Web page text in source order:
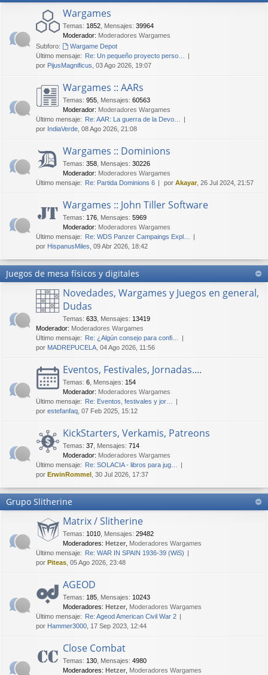
Wargames
Temas: 1852 Mensajes: 39964
Moderador: Moderadores Wargames
Subforo:
Wargame Depot
Último mensaje: Re: Un pequeño proyecto perso…
por PijusMagnificus , 03 Ago 2026, 19:07
Wargames :: AARs
Temas: 955 Mensajes: 60563
Moderador: Moderadores Wargames
Último mensaje: Re: AAR: La guerra de la Devo…
por IndiaVerde , 08 Ago 2026, 21:08
Wargames :: Dominions
Temas: 358 Mensajes: 30226
Moderador: Moderadores Wargames
Último mensaje: Re: Partida Dominions 6 por Akayar, 26 Jul 2024, 21:57
Wargames :: John Tiller Software
Temas: 176 Mensajes: 5969
Moderador: Moderadores Wargames
Último mensaje: Re: WDS Panzer Campaings Expl…
por HispanusMiles , 09 Abr 2026, 18:42
Juegos de mesa físicos y digitales
Novedades, Wargames y Juegos en general,
Dudas
Temas: 633 Mensajes: 13419
Moderador: Moderadores Wargames
Último mensaje: Re: ¿Algún consejo para confi…
por MADREPUCELA , 04 Ago 2026, 11:56
Eventos, Festivales, Jornadas....
Temas: 6 Mensajes: 154
Moderador: Moderadores Wargames
Último mensaje: Re: Eventos, festivales y jor…
por estefanfaq , 07 Feb 2025, 15:12
KickStarters, Verkamis, Patreons
Temas: 37 Mensajes: 714
Moderador: Moderadores Wargames
Último mensaje: Re: SOLACIA - libros para jug…
por ErwinRommel , 30 Jul 2026, 17:37
Grupo Slitherine
Matrix / Slitherine
Temas: 1010 Mensajes: 29482
Moderadores: Hetzer Moderadores Wargames
Último mensaje: Re: WAR IN SPAIN 1936-39 (WiS)
por Piteas , 05 Ago 2026, 23:48
AGEOD
Temas: 185 Mensajes: 10243
Moderadores: Hetzer Moderadores Wargames
Último mensaje: Re: Ageod American Civil War 2
por Hammer3000 , 17 Sep 2023, 12:44
Close Combat
Temas: 130 Mensajes: 4980
Moderadores: Hetzer Moderadores Wargames